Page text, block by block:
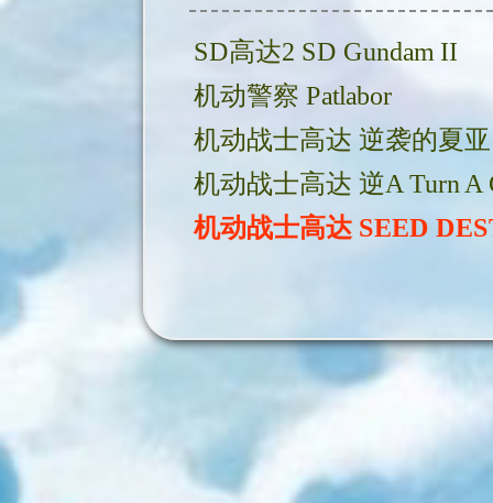
SD高达2 SD Gundam II
机动警察 Patlabor